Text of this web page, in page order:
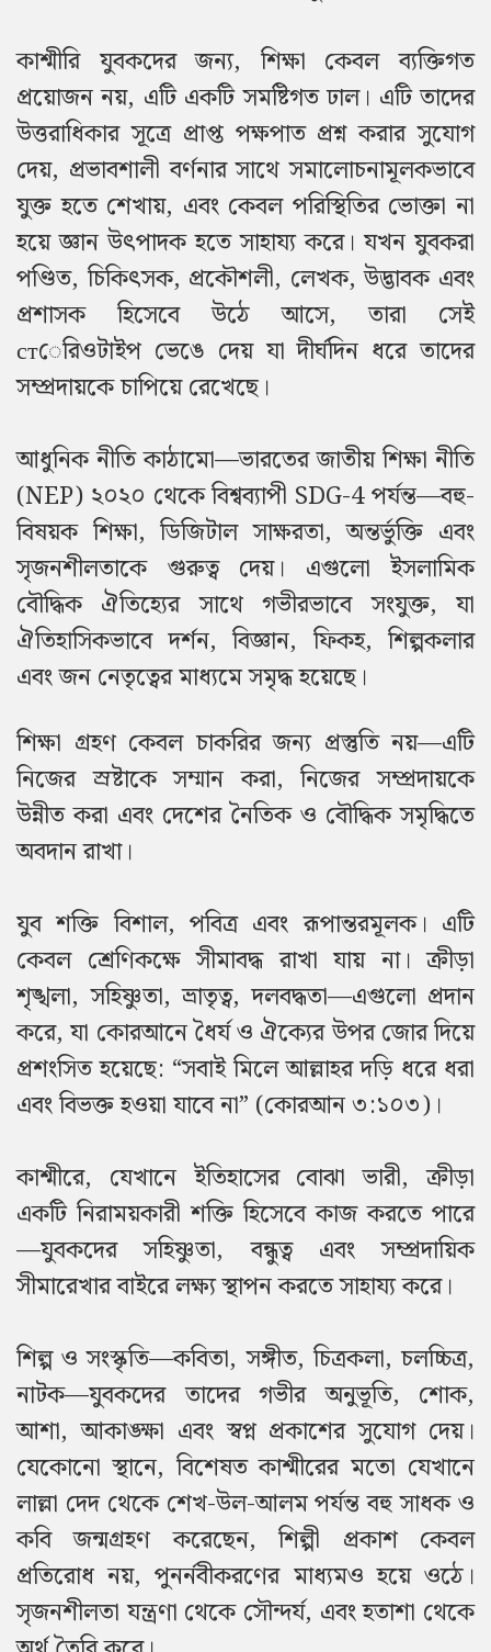
কাশ্মীরি যুবকদের জন্য, শিক্ষা কেবল ব্যক্তিগত
প্রয়োজন নয়, এটি একটি সমষ্টিগত ঢাল। এটি তাদের
উত্তরাধিকার সূত্রে প্রাপ্ত পক্ষপাত প্রশ্ন করার সুযোগ
দেয়, প্রভাবশালী বর্ণনার সাথে সমালোচনামূলকভাবে
যুক্ত হতে শেখায়, এবং কেবল পরিস্থিতির ভোক্তা না
হয়ে জ্ঞান উৎপাদক হতে সাহায্য করে। যখন যুবকরা
পণ্ডিত, চিকিৎসক, প্রকৌশলী, লেখক, উদ্ভাবক এবং
প্রশাসক হিসেবে উঠে আসে, তারা সেই
стেরিওটাইপ ভেঙে দেয় যা দীর্ঘদিন ধরে তাদের
সম্প্রদায়কে চাপিয়ে রেখেছে।
আধুনিক নীতি কাঠামো—ভারতের জাতীয় শিক্ষা নীতি
(NEP) ২০২০ থেকে বিশ্বব্যাপী SDG-4 পর্যন্ত—বহু-
বিষয়ক শিক্ষা, ডিজিটাল সাক্ষরতা, অন্তর্ভুক্তি এবং
সৃজনশীলতাকে গুরুত্ব দেয়। এগুলো ইসলামিক
বৌদ্ধিক ঐতিহ্যের সাথে গভীরভাবে সংযুক্ত, যা
ঐতিহাসিকভাবে দর্শন, বিজ্ঞান, ফিকহ, শিল্পকলার
এবং জন নেতৃত্বের মাধ্যমে সমৃদ্ধ হয়েছে।
শিক্ষা গ্রহণ কেবল চাকরির জন্য প্রস্তুতি নয়—এটি
নিজের স্রষ্টাকে সম্মান করা, নিজের সম্প্রদায়কে
উন্নীত করা এবং দেশের নৈতিক ও বৌদ্ধিক সমৃদ্ধিতে
অবদান রাখা।
যুব শক্তি বিশাল, পবিত্র এবং রূপান্তরমূলক। এটি
কেবল শ্রেণিকক্ষে সীমাবদ্ধ রাখা যায় না। ক্রীড়া
শৃঙ্খলা, সহিষ্ণুতা, ভ্রাতৃত্ব, দলবদ্ধতা—এগুলো প্রদান
করে, যা কোরআনে ধৈর্য ও ঐক্যের উপর জোর দিয়ে
প্রশংসিত হয়েছে: “সবাই মিলে আল্লাহর দড়ি ধরে ধরা
এবং বিভক্ত হওয়া যাবে না” (কোরআন ৩:১০৩)।
কাশ্মীরে, যেখানে ইতিহাসের বোঝা ভারী, ক্রীড়া
একটি নিরাময়কারী শক্তি হিসেবে কাজ করতে পারে
—যুবকদের সহিষ্ণুতা, বন্ধুত্ব এবং সম্প্রদায়িক
সীমারেখার বাইরে লক্ষ্য স্থাপন করতে সাহায্য করে।
শিল্প ও সংস্কৃতি—কবিতা, সঙ্গীত, চিত্রকলা, চলচ্চিত্র,
নাটক—যুবকদের তাদের গভীর অনুভূতি, শোক,
আশা, আকাঙ্ক্ষা এবং স্বপ্ন প্রকাশের সুযোগ দেয়।
যেকোনো স্থানে, বিশেষত কাশ্মীরের মতো যেখানে
লাল্লা দেদ থেকে শেখ-উল-আলম পর্যন্ত বহু সাধক ও
কবি জন্মগ্রহণ করেছেন, শিল্পী প্রকাশ কেবল
প্রতিরোধ নয়, পুনর্নবীকরণের মাধ্যমও হয়ে ওঠে।
সৃজনশীলতা যন্ত্রণা থেকে সৌন্দর্য, এবং হতাশা থেকে